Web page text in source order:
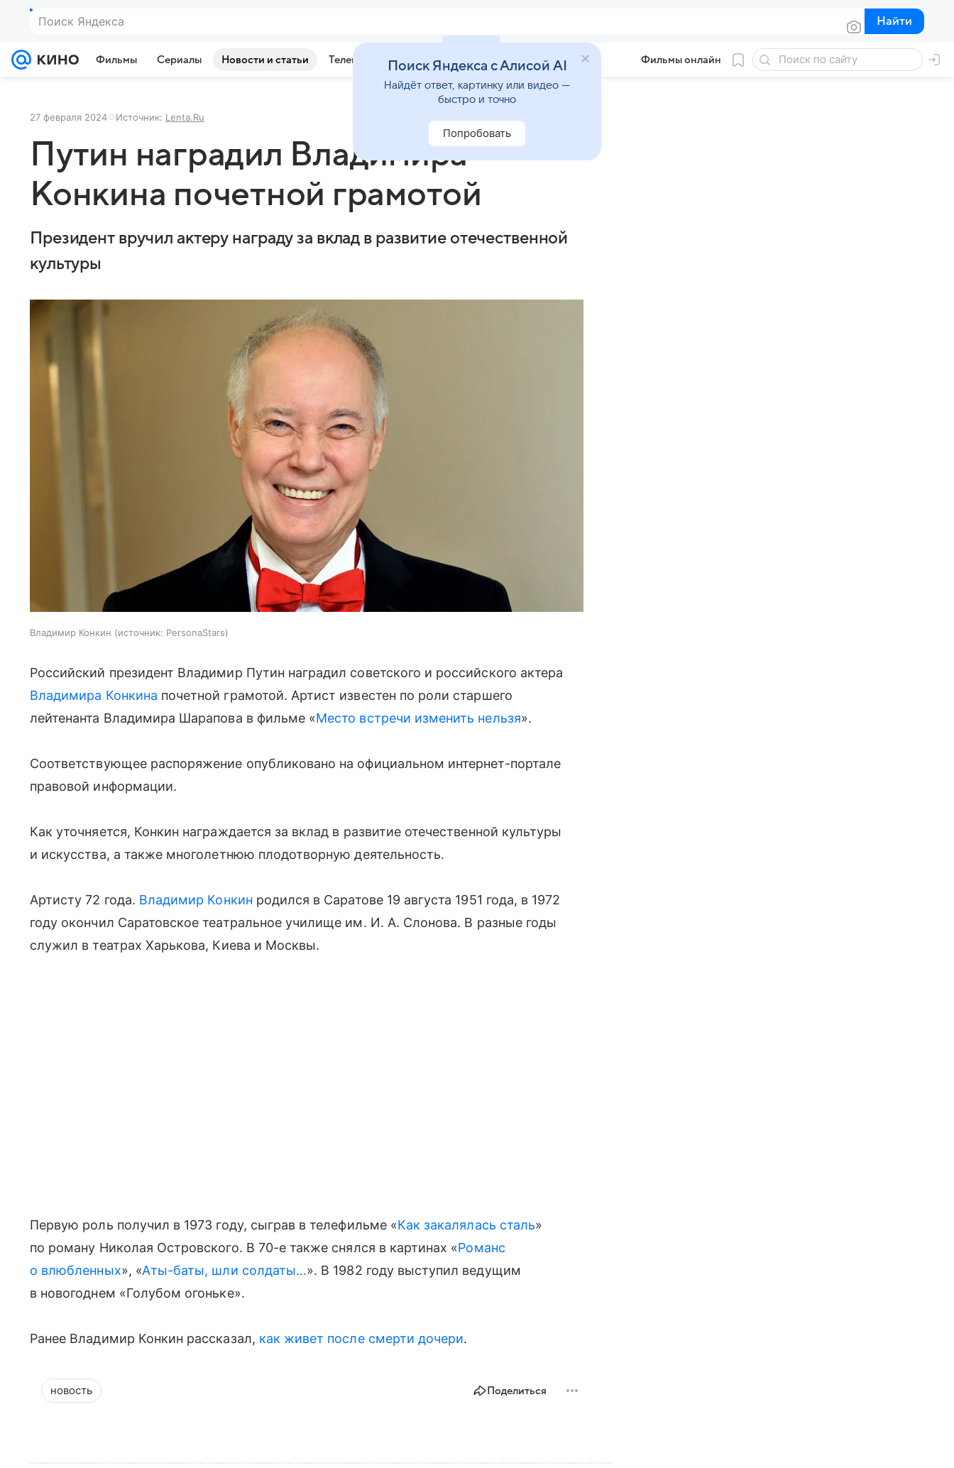
Поиск Яндекса Найти
Найти
Фильмы Сериалы Новости и статьи Телепрограмма Звезды Фильмы онлайн
27 февраля 2024 Источник: Lenta.Ru
Путин наградил Владимира
Конкина почетной грамотой
Президент вручил актеру награду за вклад в развитие отечественной
культуры
Владимир Конкин источник: PersonaStars
Российский президент Владимир Путин наградил советского и российского актера
Владимира Конкина почетной грамотой. Артист известен по роли старшего
лейтенанта Владимира Шарапова в фильме «Место встречи изменить нельзя».
Соответствующее распоряжение опубликовано на официальном интернет-портале
правовой информации.
Как уточняется, Конкин награждается за вклад в развитие отечественной культуры
и искусства, а также многолетнюю плодотворную деятельность.
Артисту 72 года. Владимир Конкин родился в Саратове 19 августа 1951 года, в 1972
году окончил Саратовское театральное училище им. И. А. Слонова. В разные годы
служил в театрах Харькова, Киева и Москвы.
Первую роль получил в 1973 году, сыграв в телефильме «Как закалялась сталь»
по роману Николая Островского. В 70-е также снялся в картинах «Романс
о влюбленных», «Аты-баты, шли солдаты…». В 1982 году выступил ведущим
в новогоднем «Голубом огоньке».
Ранее Владимир Конкин рассказал, как живет после смерти дочери.
новость Поделиться
Поиск Яндекса с Алисой AI
Найдёт ответ, картинку или видео —
быстро и точно
Попробовать